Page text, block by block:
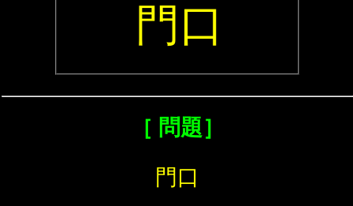
門口
［ 問題］
門口